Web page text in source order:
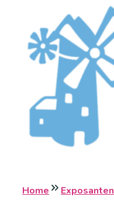
Home Exposanten